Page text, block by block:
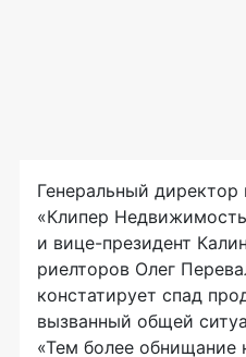
Генеральный директор
«Клипер
и вице-президент
риелторов Олег
констатирует спад
вызванный общей
«Тем более обнищание